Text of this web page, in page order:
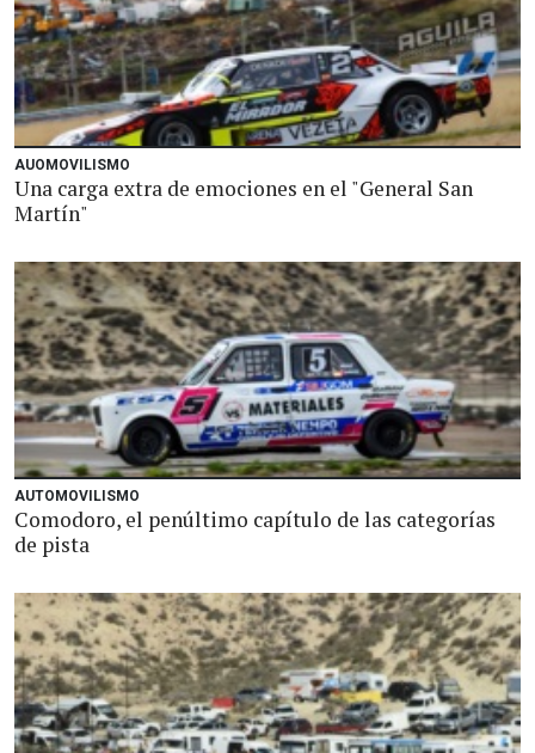
AUOMOVILISMO
Una carga extra de emociones en el "General San
Martín"
AUTOMOVILISMO
Comodoro, el penúltimo capítulo de las categorías
de pista